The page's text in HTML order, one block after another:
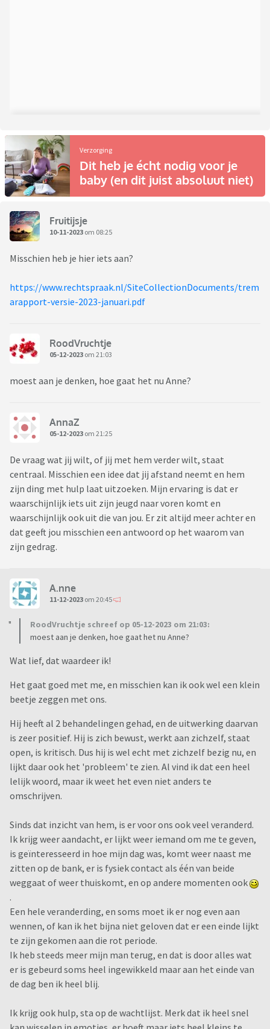
Verzorging
Dit heb je écht nodig voor je
baby (en dit juist absoluut niet)
Fruitijsje
10-11-2023 om 08:25
Misschien heb je hier iets aan?
https://www.rechtspraak.nl/SiteCollectionDocuments/trem
arapport-versie-2023-januari.pdf
RoodVruchtje
05-12-2023 om 21:03
moest aan je denken, hoe gaat het nu Anne?
AnnaZ
05-12-2023 om 21:25
De vraag wat jij wilt, of jij met hem verder wilt, staat
centraal. Misschien een idee dat jij afstand neemt en hem
zijn ding met hulp laat uitzoeken. Mijn ervaring is dat er
waarschijnlijk iets uit zijn jeugd naar voren komt en
waarschijnlijk ook uit die van jou. Er zit altijd meer achter en
dat geeft jou misschien een antwoord op het waarom van
zijn gedrag.
A.nne
11-12-2023 om 20:45
RoodVruchtje schreef op 05-12-2023 om 21:03:
moest aan je denken, hoe gaat het nu Anne?
Wat lief, dat waardeer ik!
Het gaat goed met me, en misschien kan ik ook wel een klein
beetje zeggen met ons.
Hij heeft al 2 behandelingen gehad, en de uitwerking daarvan
is zeer positief. Hij is zich bewust, werkt aan zichzelf, staat
open, is kritisch. Dus hij is wel echt met zichzelf bezig nu, en
lijkt daar ook het 'probleem' te zien. Al vind ik dat een heel
lelijk woord, maar ik weet het even niet anders te
omschrijven.
Sinds dat inzicht van hem, is er voor ons ook veel veranderd.
Ik krijg weer aandacht, er lijkt weer iemand om me te geven,
is geïnteresseerd in hoe mijn dag was, komt weer naast me
zitten op de bank, er is fysiek contact als één van beide
weggaat of weer thuiskomt, en op andere momenten ook
.
Een hele veranderding, en soms moet ik er nog even aan
wennen, of kan ik het bijna niet geloven dat er een einde lijkt
te zijn gekomen aan die rot periode.
Ik heb steeds meer mijn man terug, en dat is door alles wat
er is gebeurd soms heel ingewikkeld maar aan het einde van
de dag ben ik heel blij.
Ik krijg ook hulp, sta op de wachtlijst. Merk dat ik heel snel